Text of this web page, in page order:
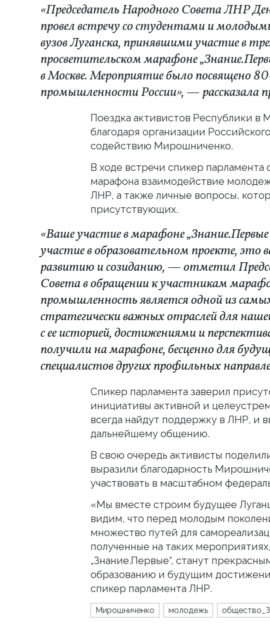
«Председатель Народного Совета ЛНР
провел встречу со студентами и
вузов Луганска, принявшими участие в
просветительском марафоне
в Москве. Мероприятие было посвящено
промышленности России», — рассказала
Поездка активистов Республики в
благодаря организации
содействию Мирошниченко.
В ходе встречи спикер парламента
марафона взаимодействие
ЛНР, а также личные вопросы,
присутствующих.
«Ваше участие в марафоне
участие в образовательном проекте, это
развитию и созиданию, — отметил
Совета в обращении к участникам
промышленность является одной из
стратегически важных отраслей для
с ее историей, достижениями и
получили на марафоне, бесценно для
специалистов других профильных
Спикер парламента заверил
инициативы активной и
всегда найдут поддержку в ЛНР, и
дальнейшему общению.
В свою очередь активисты
выразили благодарность
участвовать в масштабном
«Мы вместе строим будущее
видим, что перед молодым
множество путей для
полученные на таких
„Знание.Первые“, станут
образованию и будущим
спикер парламента ЛНР.
Мирошниченко молодежь